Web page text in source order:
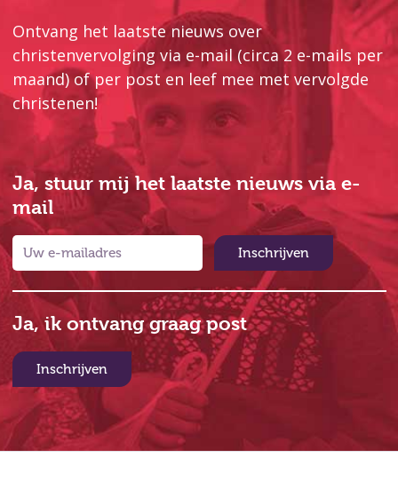
Ontvang het laatste nieuws over
christenvervolging via e-mail (circa 2 e-mails per
maand) of per post en leef mee met vervolgde
christenen!
Ja, stuur mij het laatste nieuws via e-
mail
Inschrijven
Ja, ik ontvang graag post
Inschrijven